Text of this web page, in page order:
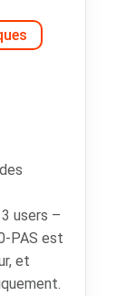
users –
PAS est
et